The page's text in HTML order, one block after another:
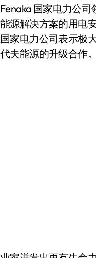
国家电力公司
源解决方案的用电
家电力公司表示极
夫能源的升级合作。